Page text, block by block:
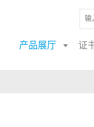
产品展厅 证